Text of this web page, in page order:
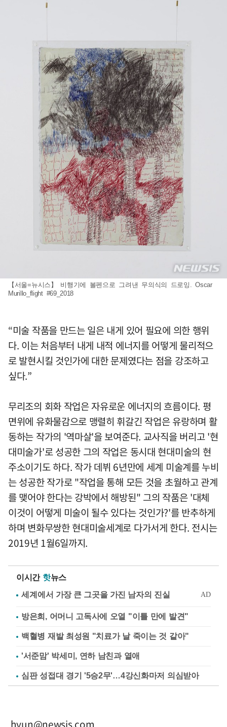
【서울=뉴시스】 비행기에 볼펜으로 그려낸 무의식의 드로잉. Oscar
Murillo_flight #69_2018
“미술 작품을 만드는 일은 내게 있어 필요에 의한 행위
다. 이는 처음부터 내게 내적 에너지를 어떻게 물리적으
로 발현시킬 것인가에 대한 문제였다는 점을 강조하고
싶다.”
무리조의 회화 작업은 자유로운 에너지의 흐름이다. 평
면위에 유화물감으로 맹렬히 휘갈긴 작업은 유랑하며 활
동하는 작가의 '역마살'을 보여준다. 교사직을 버리고 '현
대미술가'로 성공한 그의 작업은 동시대 현대미술의 현
주소이기도 하다. 작가 데뷔 6년만에 세계 미술계를 누비
는 성공한 작가로 "작업을 통해 모든 것을 초월하고 관계
를 맺어야 한다는 강박에서 해방된" 그의 작품은 '대체
이것이 어떻게 미술이 될수 있다는 것인가?'를 반추하게
하며 변화무쌍한 현대미술세계로 다가서게 한다. 전시는
2019년 1월6일까지.
이시간 핫뉴스
방은희, 어머니 고독사에 오열 "이틀 만에 발견"
백혈병 재발 최성원 "치료가 날 죽이는 것 같아"
'서준맘' 박세미, 연하 남친과 열애
심판 성접대 경기 '5승2무'…4강신화마저 의심받아
hyun@newsis.com